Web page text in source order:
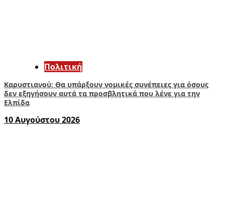
Πολιτική
Καρυστιανού: Θα υπάρξουν νομικές συνέπειες για όσους
δεν εξηγήσουν αυτά τα προσβλητικά που λένε για την
Ελπίδα
10 Αυγούστου 2026